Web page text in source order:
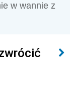
w wannie z